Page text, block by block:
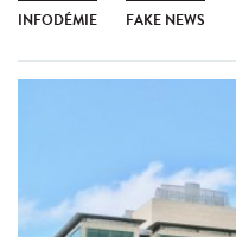
INFODÉMIE FAKE NEWS